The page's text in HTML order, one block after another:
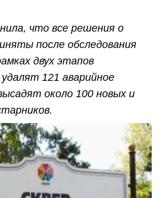
что все решения о
после обследования
двух этапов
121 аварийное
около 100 новых и